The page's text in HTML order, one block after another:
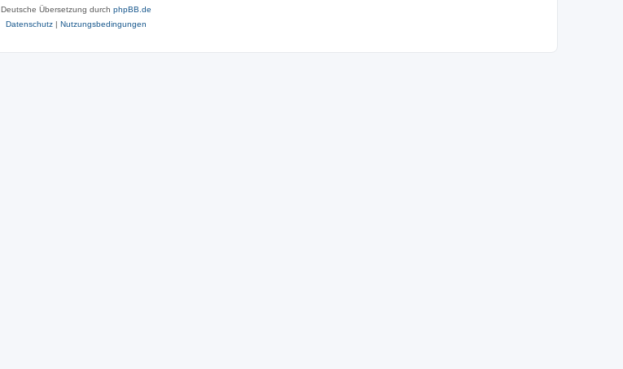
Deutsche Übersetzung durch phpBB.de
Datenschutz| Nutzungsbedingungen